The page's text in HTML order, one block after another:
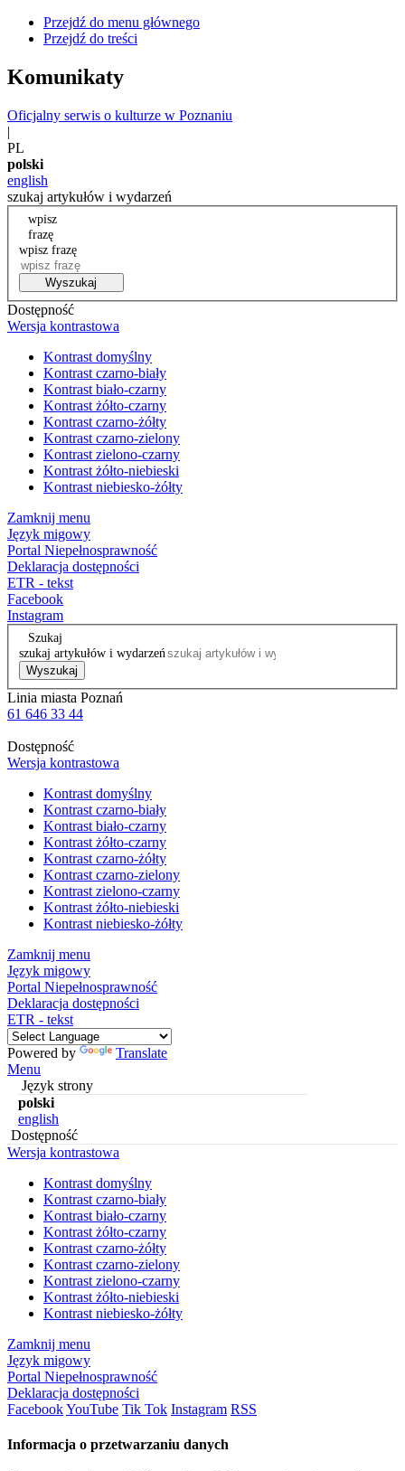
Przejdź do menu głównego
Przejdź do treści
Komunikaty
Oficjalny serwis o kulturze w Poznaniu
|
PL
polski
english
szukaj artykułów i wydarzeń
wpisz
frazę
wpisz frazę
Wyszukaj
Dostępność
Wersja kontrastowa
Kontrast domyślny
Kontrast czarno-biały
Kontrast biało-czarny
Kontrast żółto-czarny
Kontrast czarno-żółty
Kontrast czarno-zielony
Kontrast zielono-czarny
Kontrast żółto-niebieski
Kontrast niebiesko-żółty
Zamknij menu
Język migowy
Portal Niepełnosprawność
Deklaracja dostępności
ETR - tekst
Facebook
Instagram
Szukaj
szukaj artykułów i wydarzeń
Wyszukaj
Linia miasta Poznań
61 646 33 44
Dostępność
Wersja kontrastowa
Kontrast domyślny
Kontrast czarno-biały
Kontrast biało-czarny
Kontrast żółto-czarny
Kontrast czarno-żółty
Kontrast czarno-zielony
Kontrast zielono-czarny
Kontrast żółto-niebieski
Kontrast niebiesko-żółty
Zamknij menu
Język migowy
Portal Niepełnosprawność
Deklaracja dostępności
ETR - tekst
Powered by
Translate
Menu
Język strony
polski
english
Dostępność
Wersja kontrastowa
Kontrast domyślny
Kontrast czarno-biały
Kontrast biało-czarny
Kontrast żółto-czarny
Kontrast czarno-żółty
Kontrast czarno-zielony
Kontrast zielono-czarny
Kontrast żółto-niebieski
Kontrast niebiesko-żółty
Zamknij menu
Język migowy
Portal Niepełnosprawność
Deklaracja dostępności
FacebookYouTube Tik Tok Instagram RSS
Informacja o przetwarzaniu danych